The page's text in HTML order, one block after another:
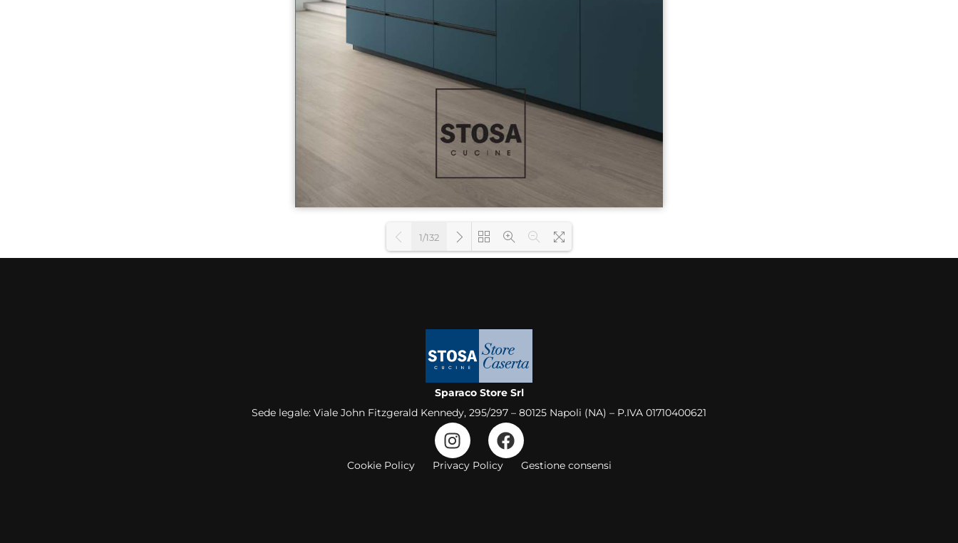
1/132
Sparaco Store Srl
Sede legale: Viale John Fitzgerald Kennedy, 295/297 – 80125 Napoli (NA) – P.IVA 01710400621
Cookie Policy Privacy Policy Gestione consensi